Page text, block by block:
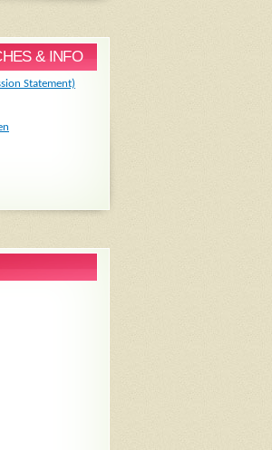
& INFO
Statement)